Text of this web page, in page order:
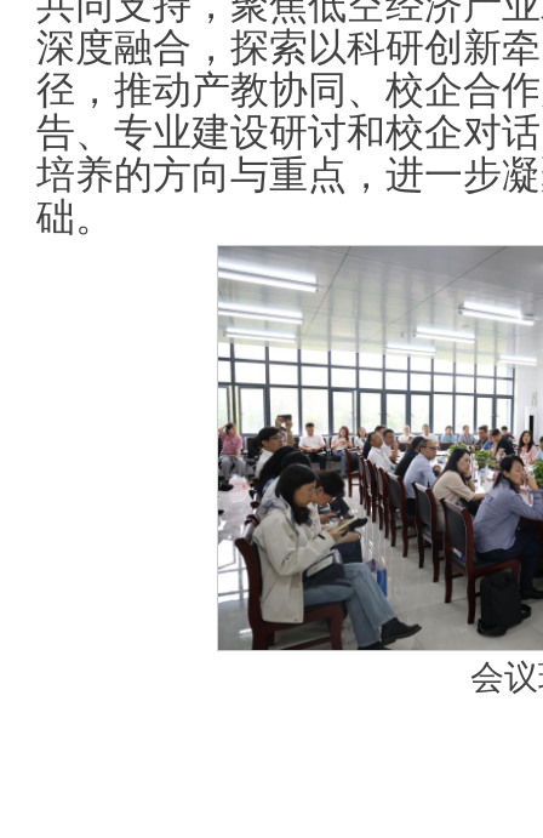
深度融合，探索以科研创新
径，推动产教协同、校企合
告、专业建设研讨和校企对
培养的方向与重点，进一步
础。
会